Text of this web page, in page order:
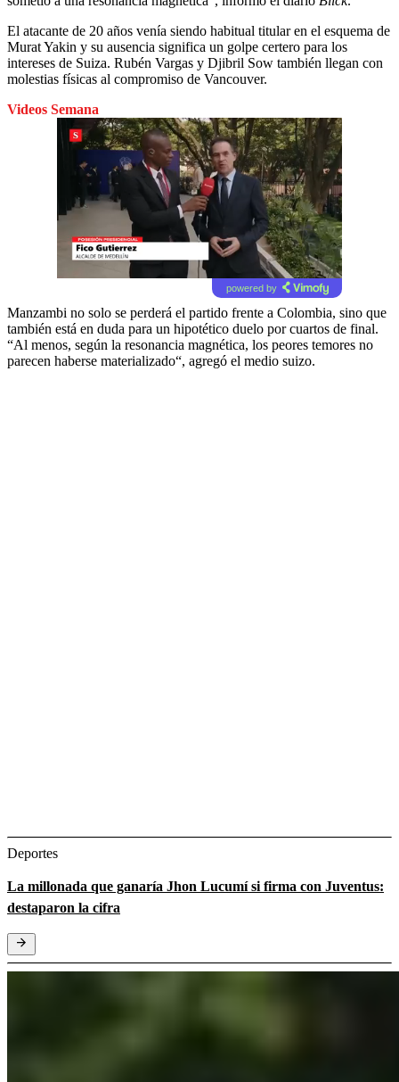
El atacante de 20 años venía siendo habitual titular en el esquema de
Murat Yakin y su ausencia significa un golpe certero para los
intereses de Suiza. Rubén Vargas y Djibril Sow también llegan con
molestias físicas al compromiso de Vancouver.
Videos Semana
powered by
Manzambi no solo se perderá el partido frente a Colombia, sino que
también está en duda para un hipotético duelo por cuartos de final.
“Al menos, según la resonancia magnética, los peores temores no
parecen haberse materializado“, agregó el medio suizo.
Deportes
La millonada que ganaría Jhon Lucumí si firma con Juventus:
destaparon la cifra